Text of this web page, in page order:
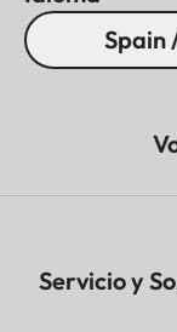
Spain
Servicio y